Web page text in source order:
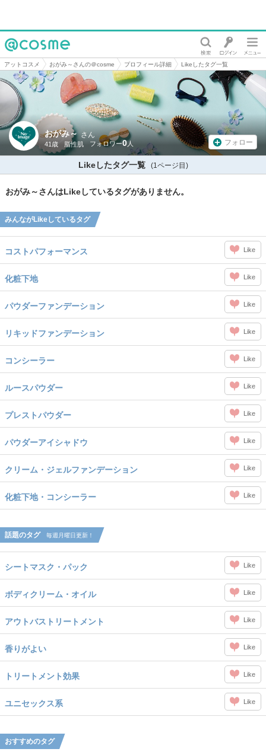
@cosme
アットコスメ おがみ～さんの＠cosme プロフィール詳細 Likeしたタグ一覧
おがみ～ さん
41歳 脂性肌 0 フォロー
Likeしたタグ一覧 (1ページ目)
おがみ～さんはLikeしているタグがありません。
みんながLikeしているタグ
コストパフォーマンス Like
化粧下地 Like
パウダーファンデーション Like
リキッドファンデーション Like
コンシーラー Like
ルースパウダー Like
プレストパウダー Like
パウダーアイシャドウ Like
クリーム・ジェルファンデーション Like
化粧下地・コンシーラー Like
話題のタグ 毎週月曜日更新！
シートマスク・パック Like
ボディクリーム・オイル Like
アウトバストリートメント Like
香りがよい Like
トリートメント効果 Like
ユニセックス系 Like
おすすめのタグ